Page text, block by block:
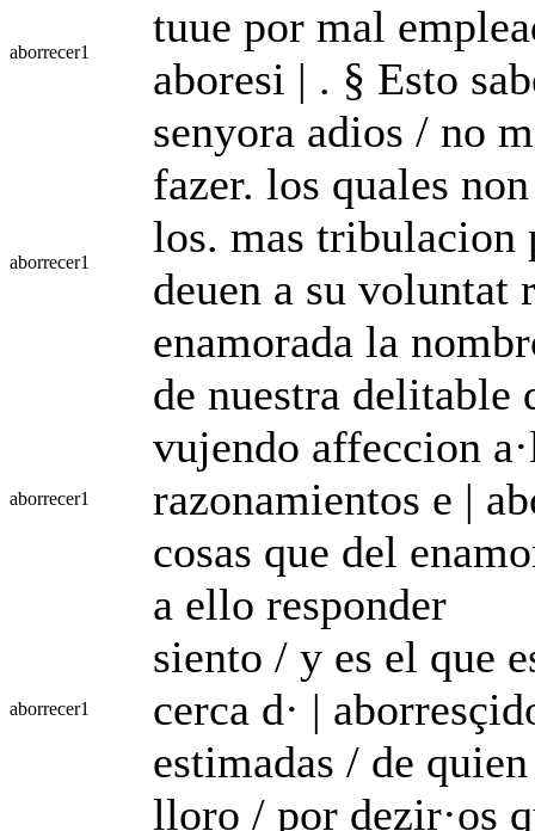
aborrecer1
tuue por mal
aboresi | . § Esto
senyora adios / no
aborrecer1
fazer. los quales
los. mas tribulacion
deuen a su voluntat
enamorada la
aborrecer1
de nuestra delitable
vujendo affeccion
razonamientos e |
cosas que del
a ello responder
aborrecer1
siento / y es el que
cerca d· |
estimadas / de
lloro / por dezir·os